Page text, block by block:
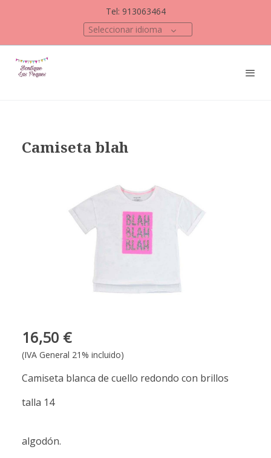
Tel: 913063464
Seleccionar idioma
Camiseta blah
16,50 €
(IVA General 21% incluido)
Camiseta blanca de cuello redondo con brillos
talla 14
algodón.